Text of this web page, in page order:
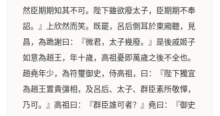
然臣期期知其不可。陛下雖欲廢太子，臣期期不奉
詔。』上欣然而笑。既罷，呂后側耳於東廂聽，見
昌，為跪謝曰：『微君，太子幾廢。』是後戚姬子
如意為趙王，年十歲，高祖憂即萬歲之後不全也。
趙堯年少，為符璽御史，侍高祖，曰：『陛下獨宜
為趙王置貴彊相，及呂后、太子、群臣素所敬憚，
乃可。』高祖曰：『群臣誰可者？』堯曰：『御史